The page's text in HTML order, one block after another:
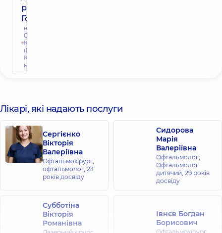
родини в
Голосієві
вул.
Самійла
Кішки
(Маршала
Конєва), 10/1,
м. Київ
Лікарі, які надають послуги
Сергієнко
Вікторія
Валеріївна
Офтальмохірург,
офтальмолог, 23
років досвіду
Сидорова
Марія
Валеріївна
Офтальмолог;
Офтальмолог
дитячий, 29 років
досвіду
Субботіна
Вікторія
Романівна
Івнєв Богдан
Борисович